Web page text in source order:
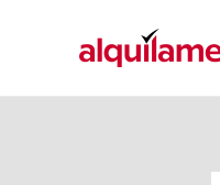
contenido